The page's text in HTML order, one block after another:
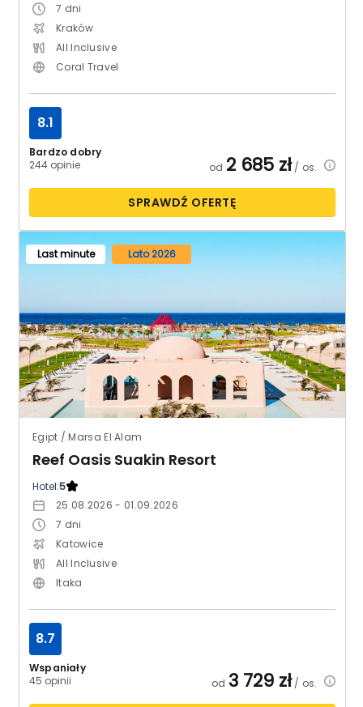
7 dni
Kraków
All Inclusive
Coral Travel
Bardzo dobry
244 opinie
8.1
od 2 685 zł/ os.
SPRAWDŹ OFERTĘ
Last minute Lato 2026
Egipt / Marsa El Alam
Reef Oasis Suakin Resort
Hotel:5
25.08.2026 - 01.09.2026
7 dni
Katowice
All Inclusive
Itaka
Wspaniały
45 opinii
8.7
od 3 729 zł/ os.